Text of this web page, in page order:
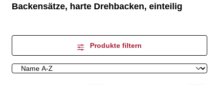
Backensätze, harte Drehbacken, einteilig
Produkte filtern